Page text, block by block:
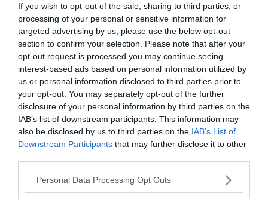
If you wish to opt-out of the sale, sharing to third parties, or
processing of your personal or sensitive information for
targeted advertising by us, please use the below opt-out
section to confirm your selection. Please note that after your
opt-out request is processed you may continue seeing
interest-based ads based on personal information utilized by
us or personal information disclosed to third parties prior to
your opt-out. You may separately opt-out of the further
disclosure of your personal information by third parties on the
IAB’s list of downstream participants. This information may
also be disclosed by us to third parties on the IAB’s List of
Downstream Participants that may further disclose it to other
Personal Data Processing Opt Outs
MONDO
Raid russo su Kiev, esplosioni e fiamme
investono la capitale ucraina